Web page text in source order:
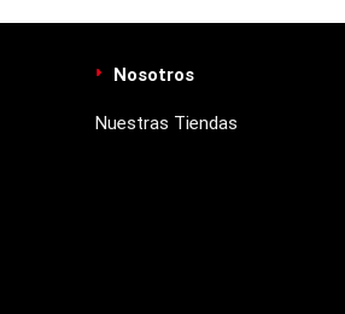
Nosotros
Nuestras Tiendas